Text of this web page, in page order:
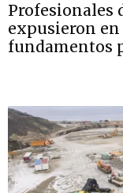
Profesionales
expusieron
fundamentos